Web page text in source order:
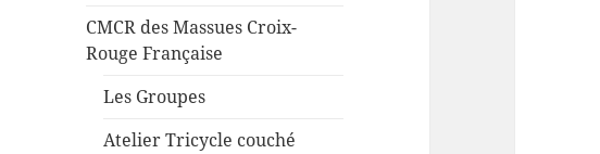
CMCR des Massues Croix-
Rouge Française
Les Groupes
Atelier Tricycle couché